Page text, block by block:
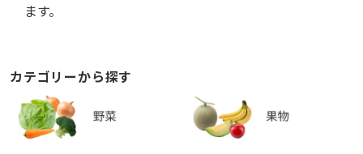
ます。
カテゴリーから探す